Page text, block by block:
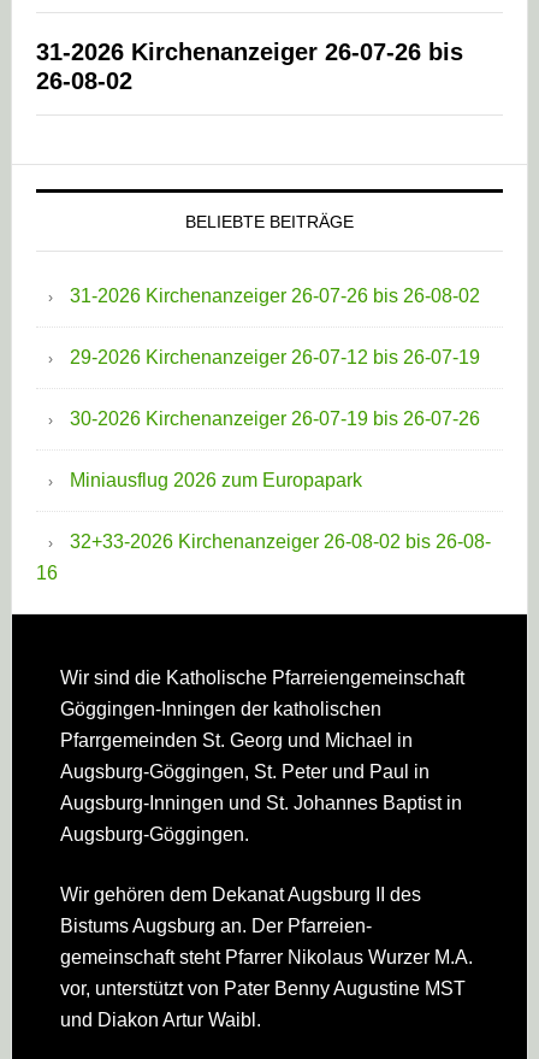
31-2026 Kirchenanzeiger 26-07-26 bis
26-08-02
BELIEBTE BEITRÄGE
31-2026 Kirchenanzeiger 26-07-26 bis 26-08-02
29-2026 Kirchenanzeiger 26-07-12 bis 26-07-19
30-2026 Kirchenanzeiger 26-07-19 bis 26-07-26
Miniausflug 2026 zum Europapark
32+33-2026 Kirchenanzeiger 26-08-02 bis 26-08-
16
Footer
Wir sind die Katholische Pfarreien­gemeinschaft
Göggingen-Inningen der katholischen
Pfarrgemeinden St. Georg und Michael in
Augsburg-Göggingen, St. Peter und Paul in
Augsburg-Inningen und St. Johannes Baptist in
Augsburg-Göggingen.
Wir gehören dem Dekanat Augsburg II des
Bistums Augsburg an. Der Pfarreien­
gemeinschaft steht Pfarrer Nikolaus Wurzer M.A.
vor, unterstützt von Pater Benny Augustine MST
und Diakon Artur Waibl.